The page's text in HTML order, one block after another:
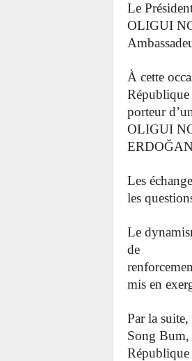
Le
OLIGUI
À cette
République
porteur
OLIGUI
Les
les
Le
de
mis en
Par la
Song Bum,
République